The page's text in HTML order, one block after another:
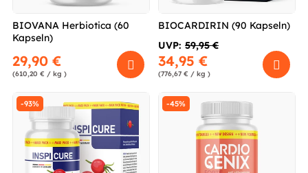
BIOVANA Herbiotica (60
Kapseln)
29,90 €
(610,20 € / kg )
BIOCARDIRIN (90 Kapseln)
UVP: 59,95 €
34,95 €
(776,67 € / kg )
-93% -45%